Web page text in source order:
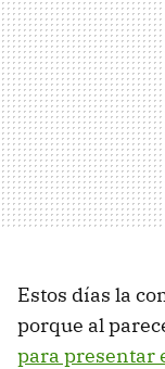
Estos días la
porque al
para presentar